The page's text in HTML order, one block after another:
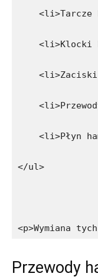
<li>Tarcze
<li>Klocki
<li>Płyn
</ul>
<p>Wymiana
Przewody